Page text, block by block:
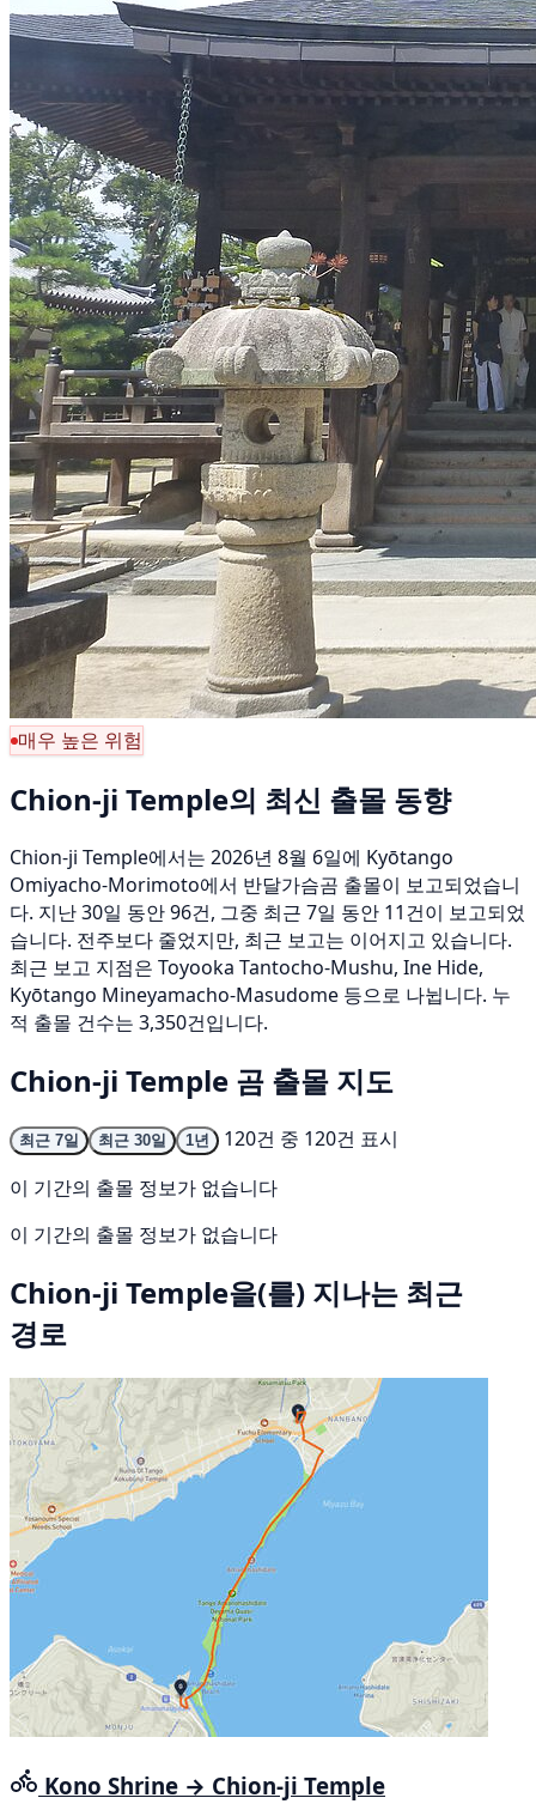
매우 높은 위험
Chion-ji Temple의 최신 출몰 동향
Chion-ji Temple에서는 2026년 8월 6일에 Kyōtango
Omiyacho-Morimoto에서 반달가슴곰 출몰이 보고되었습니
다. 지난 30일 동안 96건, 그중 최근 7일 동안 11건이 보고되었
습니다. 전주보다 줄었지만, 최근 보고는 이어지고 있습니다.
최근 보고 지점은 Toyooka Tantocho-Mushu, Ine Hide,
Kyōtango Mineyamacho-Masudome 등으로 나뉩니다. 누
적 출몰 건수는 3,350건입니다.
Chion-ji Temple 곰 출몰 지도
최근 7일 최근 30일 1년
120건 중 120건 표시
이 기간의 출몰 정보가 없습니다
이 기간의 출몰 정보가 없습니다
Chion-ji Temple을(를) 지나는 최근
경로
Kono Shrine → Chion-ji Temple